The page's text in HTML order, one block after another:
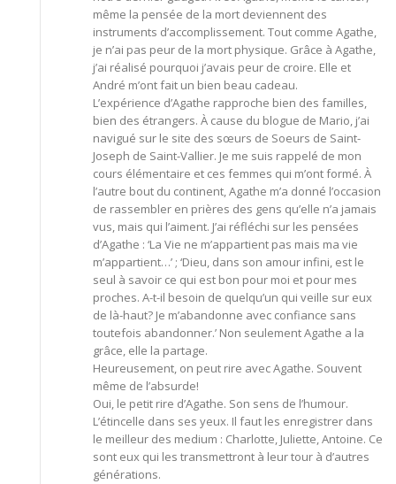
même la pensée de la mort deviennent des
instruments d’accomplissement. Tout comme Agathe,
je n’ai pas peur de la mort physique. Grâce à Agathe,
j’ai réalisé pourquoi j’avais peur de croire. Elle et
André m’ont fait un bien beau cadeau.
L’expérience d’Agathe rapproche bien des familles,
bien des étrangers. À cause du blogue de Mario, j’ai
navigué sur le site des sœurs de Soeurs de Saint-
Joseph de Saint-Vallier. Je me suis rappelé de mon
cours élémentaire et ces femmes qui m’ont formé. À
l’autre bout du continent, Agathe m’a donné l’occasion
de rassembler en prières des gens qu’elle n’a jamais
vus, mais qui l’aiment. J’ai réfléchi sur les pensées
d’Agathe : ‘La Vie ne m’appartient pas mais ma vie
m’appartient…’ ; ‘Dieu, dans son amour infini, est le
seul à savoir ce qui est bon pour moi et pour mes
proches. A-t-il besoin de quelqu’un qui veille sur eux
de là-haut? Je m’abandonne avec confiance sans
toutefois abandonner.’ Non seulement Agathe a la
grâce, elle la partage.
Heureusement, on peut rire avec Agathe. Souvent
même de l’absurde!
Oui, le petit rire d’Agathe. Son sens de l’humour.
L’étincelle dans ses yeux. Il faut les enregistrer dans
le meilleur des medium : Charlotte, Juliette, Antoine. Ce
sont eux qui les transmettront à leur tour à d’autres
générations.